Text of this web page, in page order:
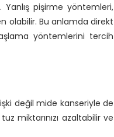
pişirme yöntemleri,
olabilir. Bu anlamda direkt
yöntemlerini tercih
değil mide kanseriyle de
miktarınızı azaltabilir ve